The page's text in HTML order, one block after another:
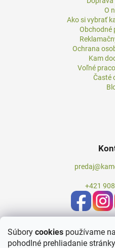
Súbory cookies používame
pohodlné prehliadanie
O
Ako si vybrať
Obchodné
Ochrana
Kam
Voľné
Časté
+421